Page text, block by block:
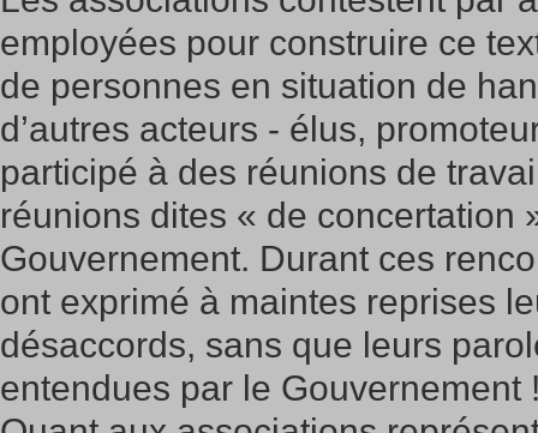
employées pour construire ce
de personnes en situation de
d’autres acteurs - élus,
participé à des réunions de
réunions dites « de concertation
Gouvernement. Durant ces
ont exprimé à maintes reprises
désaccords, sans que leurs
entendues par le Gouvernement